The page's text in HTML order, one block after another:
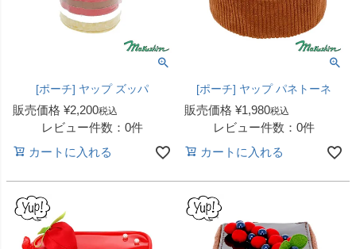
[ポーチ] ヤップ ズッパ
販売価格 ¥2,200税込
レビュー件数：0件
カートに入れる
[ポーチ] ヤップ パネトーネ
販売価格 ¥1,980税込
レビュー件数：0件
カートに入れる